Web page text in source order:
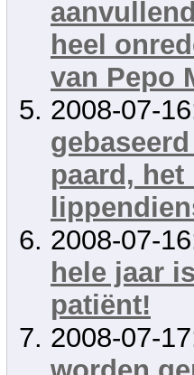
heel
van Pepo
2008-07-
paard, het
2008-07-
hele jaar
patiënt!
2008-07-